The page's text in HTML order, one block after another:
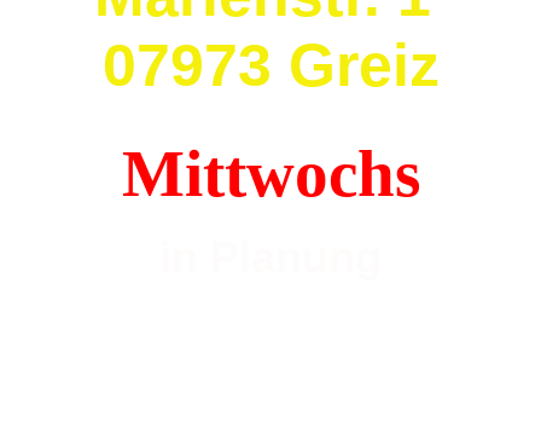
07973 Greiz
Mittwochs